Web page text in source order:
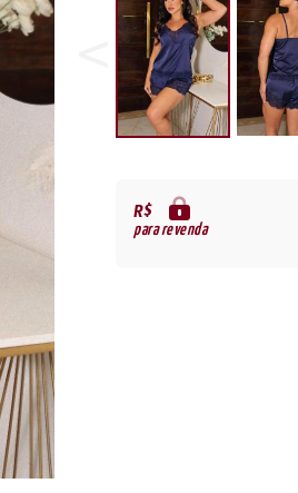
R$
para revenda